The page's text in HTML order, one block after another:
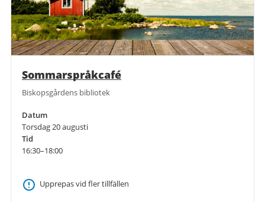
Sommarspråkcafé
Biskopsgårdens bibliotek
Datum
Torsdag 20 augusti
Tid
16:30–18:00
Upprepas vid fler tillfällen